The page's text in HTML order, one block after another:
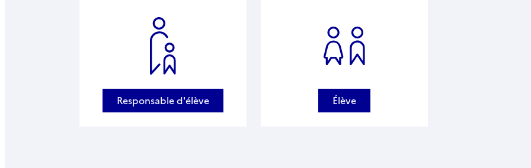
Responsable d'élève Élève